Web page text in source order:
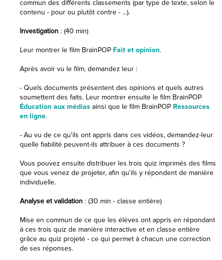
commun des différents classements (par type de texte, selon le
contenu - pour ou plutôt contre - ...).
Investigation : (40 min)
Leur montrer le film BrainPOP Fait et opinion.
Après avoir vu le film, demandez leur :
- Quels documents présentent des opinions et quels autres
soumettent des faits. Leur montrer ensuite le film BrainPOP
Éducation aux médias ainsi que le film BrainPOP Ressources
en ligne.
- Au vu de ce qu'ils ont appris dans ces vidéos, demandez-leur
quelle fiabilité peuvent-ils attribuer à ces documents ?
Vous pouvez ensuite distribuer les trois quiz imprimés des films
que vous venez de projeter, afin qu'ils y répondent de manière
individuelle.
Analyse et validation : (30 min - classe entière)
Mise en commun de ce que les élèves ont appris en répondant
à ces trois quiz de manière interactive et en classe entière
grâce au quiz projeté - ce qui permet à chacun une correction
de ses réponses.